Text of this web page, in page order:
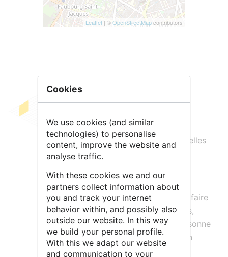
Leaflet | ©OpenStreetMapcontributors
usages qui sont faits deshumanités
numériques et de structurer ces nouvelles
pratiques est à l'origine de l'initiative
Son site constitue unearchive des
humanités numériquesen train de se faire
et s'adresse aux chercheurs, ingénieurs,
bibliothécaires, étudiants ou toute personne
intéressée par ce domaine en évolution
constante.
Cookies
We use cookies (and similar
technologies) to personalise
content, improve the website and
analyse traffic.
With these cookies we and our
partners collect information about
you and track your internet
behavior within, and possibly also
outside our website. In this way
we build your personal profile.
With this we adapt our website
and communication to your